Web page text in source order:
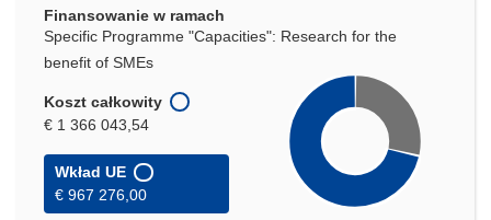
Finansowanie w ramach
Specific Programme "Capacities": Research for the
benefit of SMEs
Koszt całkowity
€ 1 366 043,54
Wkład UE
€ 967 276,00